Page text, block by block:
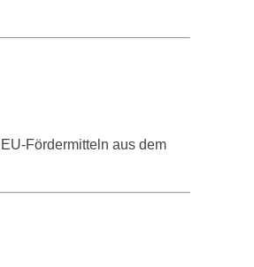
Fördermitteln aus dem